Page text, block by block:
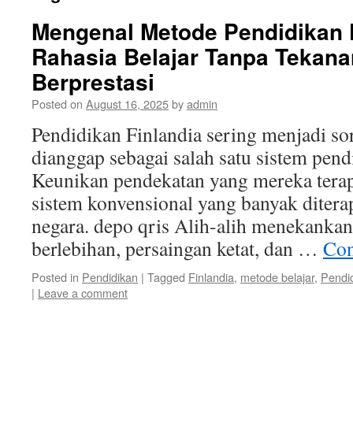
Mengenal Metode
Rahasia Belajar Tanpa
Berprestasi
Posted on August 16, 2025byadmin
Pendidikan Finlandia sering menjadi
dianggap sebagai salah satu sistem
Keunikan pendekatan yang mereka
sistem konvensional yang banyak
negara. depo qris Alih-alih
berlebihan, persaingan ketat, dan …
Posted in Pendidikan | Tagged Finlandia, metode belajar,
| Leave a comment